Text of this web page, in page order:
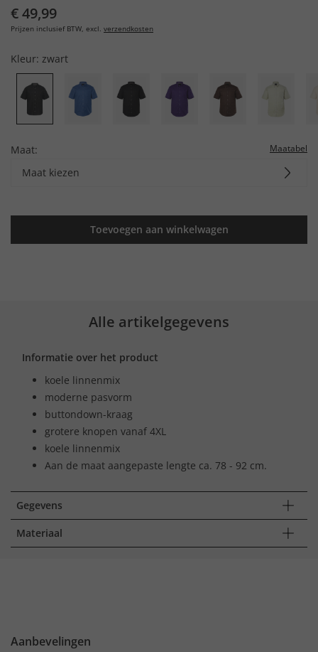
€ 49,99
Prijzen inclusief BTW, excl. verzendkosten
Kleur: zwart
Maat: Maatabel
Maat kiezen
Toevoegen aan winkelwagen
Alle artikelgegevens
Informatie over het product
koele linnenmix
moderne pasvorm
buttondown-kraag
grotere knopen vanaf 4XL
koele linnenmix
Aan de maat aangepaste lengte ca. 78 - 92 cm.
Gegevens
Materiaal
Aanbevelingen